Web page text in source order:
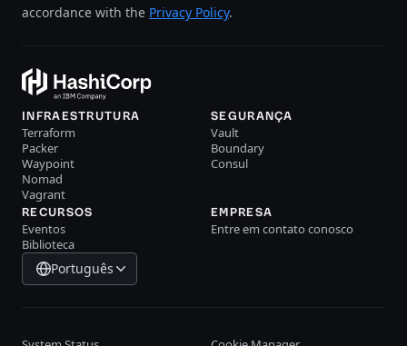
accordance with the Privacy Policy.
INFRAESTRUTURA
Terraform
Packer
Waypoint
Nomad
Vagrant
SEGURANÇA
Vault
Boundary
Consul
RECURSOS
Eventos
Biblioteca
EMPRESA
Entre em contato conosco
Português